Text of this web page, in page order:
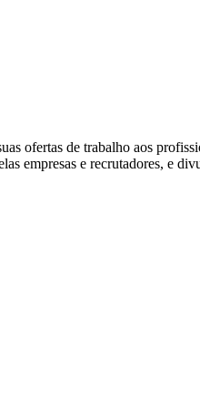
ofertas de trabalho aos
empresas e recrutadores, e